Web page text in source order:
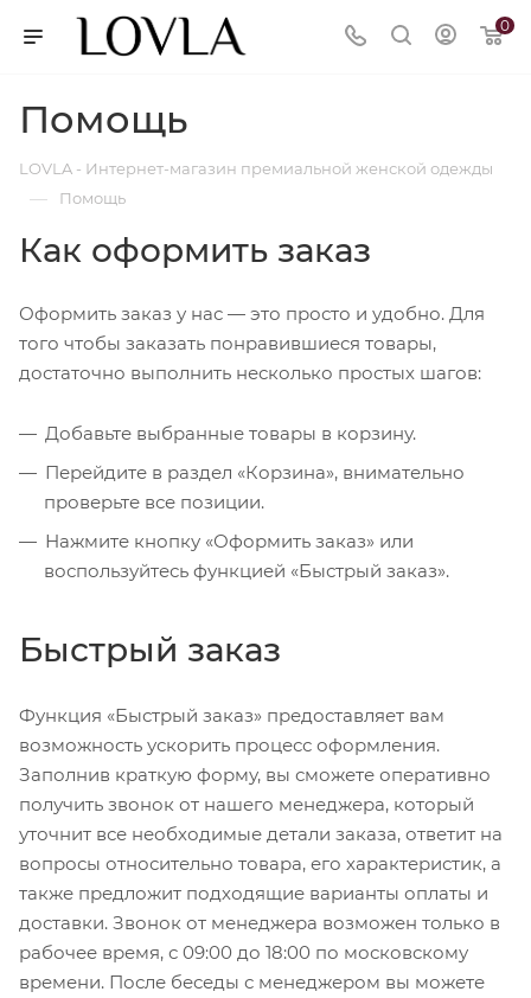
0
Помощь
LOVLA - Интернет-магазин премиальной женской одежды
— Помощь
Как оформить заказ
Оформить заказ у нас — это просто и удобно. Для
того чтобы заказать понравившиеся товары,
достаточно выполнить несколько простых шагов:
Добавьте выбранные товары в корзину.
Перейдите в раздел «Корзина», внимательно
проверьте все позиции.
Нажмите кнопку «Оформить заказ» или
воспользуйтесь функцией «Быстрый заказ».
Быстрый заказ
Функция «Быстрый заказ» предоставляет вам
возможность ускорить процесс оформления.
Заполнив краткую форму, вы сможете оперативно
получить звонок от нашего менеджера, который
уточнит все необходимые детали заказа, ответит на
вопросы относительно товара, его характеристик, а
также предложит подходящие варианты оплаты и
доставки. Звонок от менеджера возможен только в
рабочее время, с 09:00 до 18:00 по московскому
времени. После беседы с менеджером вы можете